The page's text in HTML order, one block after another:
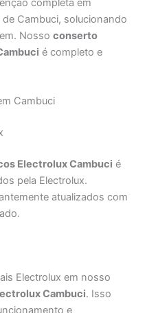
completa em
Cambuci, solucionando
Nossoconserto
é completo e
Cambuci
Electrolux Cambuci é
pela Electrolux.
atualizados com
Electrolux em nosso
Cambuci. Isso
e